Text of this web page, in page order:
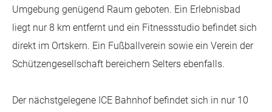
Umgebung genügend Raum geboten. Ein Erlebnisbad
liegt nur 8 km entfernt und ein Fitnessstudio befindet sich
direkt im Ortskern. Ein Fußballverein sowie ein Verein der
Schützengesellschaft bereichern Selters ebenfalls.
Der nächstgelegene ICE Bahnhof befindet sich in nur 10